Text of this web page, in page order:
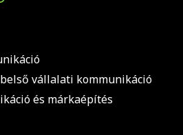
vállalati kommunikáció
és márkaépítés